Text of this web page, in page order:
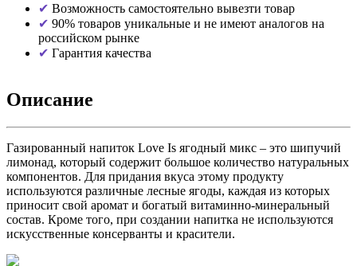
Возможность самостоятельно вывезти товар
90% товаров уникальные и не имеют аналогов на
российском рынке
Гарантия качества
Описание
Газированный напиток Love Is ягодный микс – это шипучий
лимонад, который содержит большое количество натуральных
компонентов. Для придания вкуса этому продукту
используются различные лесные ягоды, каждая из которых
приносит свой аромат и богатый витаминно-минеральный
состав. Кроме того, при создании напитка не используются
искусственные консерванты и красители.